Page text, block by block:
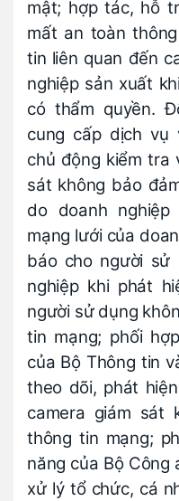
mật; hợp tác, hỗ
mất an toàn
tin liên quan đến
nghiệp sản xuất
có thẩm quyền.
cung cấp dịch vụ
chủ động kiểm tra
sát không bảo
do doanh
mạng lưới của
báo cho người sử
nghiệp khi phát
người sử dụng
tin mạng; phối
của Bộ Thông tin
theo dõi, phát
camera giám sát
thông tin mạng;
năng của Bộ Công
xử lý tổ chức, cá